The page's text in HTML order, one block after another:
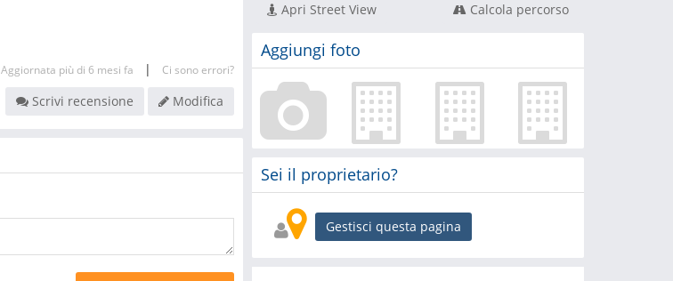
Aggiornata più di 6 mesi fa | Ci sono errori?
Scrivi recensione Modifica
Apri Street View Calcola percorso
Aggiungi foto
Sei il proprietario?
Gestisci questa pagina